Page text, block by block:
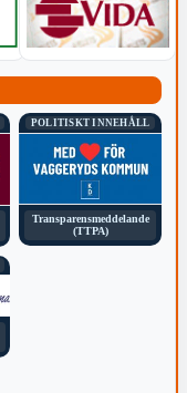
POLITISKT INNEHÅLL
Transparensmeddelande
(TTPA)